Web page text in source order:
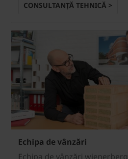
CONSULTANȚĂ TEHNICĂ >
Echipa de vânzări
Echipa de vânzări